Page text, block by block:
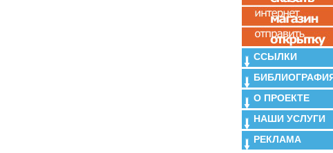
ССЫЛКИ
О ПРОЕКТЕ
НАШИ УСЛУГИ
РЕКЛАМА